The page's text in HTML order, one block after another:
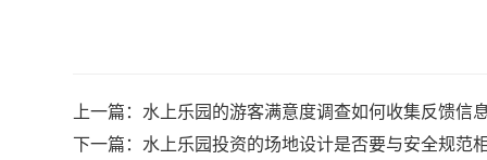
上一篇： 水上乐园的游客满意度调查如何收集反馈信息
下一篇： 水上乐园投资的场地设计是否要与安全规范相